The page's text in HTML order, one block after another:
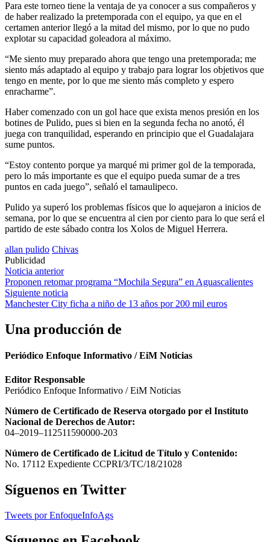
Para este torneo tiene la ventaja de ya conocer a sus compañeros y
de haber realizado la pretemporada con el equipo, ya que en el
certamen anterior llegó a la mitad del mismo, por lo que no pudo
explotar su capacidad goleadora al máximo.
“Me siento muy preparado ahora que tengo una pretemporada; me
siento más adaptado al equipo y trabajo para lograr los objetivos que
tengo en mente, por lo que me siento más completo y espero
enracharme”.
Haber comenzado con un gol hace que exista menos presión en los
botines de Pulido, pues si bien en la segunda fecha no anotó, él
juega con tranquilidad, esperando en principio que el Guadalajara
sume puntos.
“Estoy contento porque ya marqué mi primer gol de la temporada,
pero lo más importante es que el equipo pueda sumar de a tres
puntos en cada juego”, señaló el tamaulipeco.
Pulido ya superó los problemas físicos que lo aquejaron a inicios de
semana, por lo que se encuentra al cien por ciento para lo que será el
partido de este sábado contra los Xolos de Miguel Herrera.
allan pulido Chivas
Publicidad
Navegación
de
entradas
Noticia anterior
Proponen retomar programa “Mochila Segura” en Aguascalientes
Siguiente noticia
Manchester City ficha a niño de 13 años por 200 mil euros
Una producción de
Periódico Enfoque Informativo / EiM Noticias
Editor Responsable
Periódico Enfoque Informativo / EiM Noticias
Número de Certificado de Reserva otorgado por el Instituto
Nacional de Derechos de Autor:
04–2019–112511590000-203
Número de Certificado de Licitud de Título y Contenido:
No. 17112 Expediente CCPRI/3/TC/18/21028
Síguenos en Twitter
Tweets por EnfoqueInfoAgs